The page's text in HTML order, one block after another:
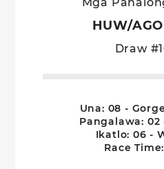
HUW/
Draw
Una: 08 -
Pangalawa: 02
Ikatlo: 06 -
Race